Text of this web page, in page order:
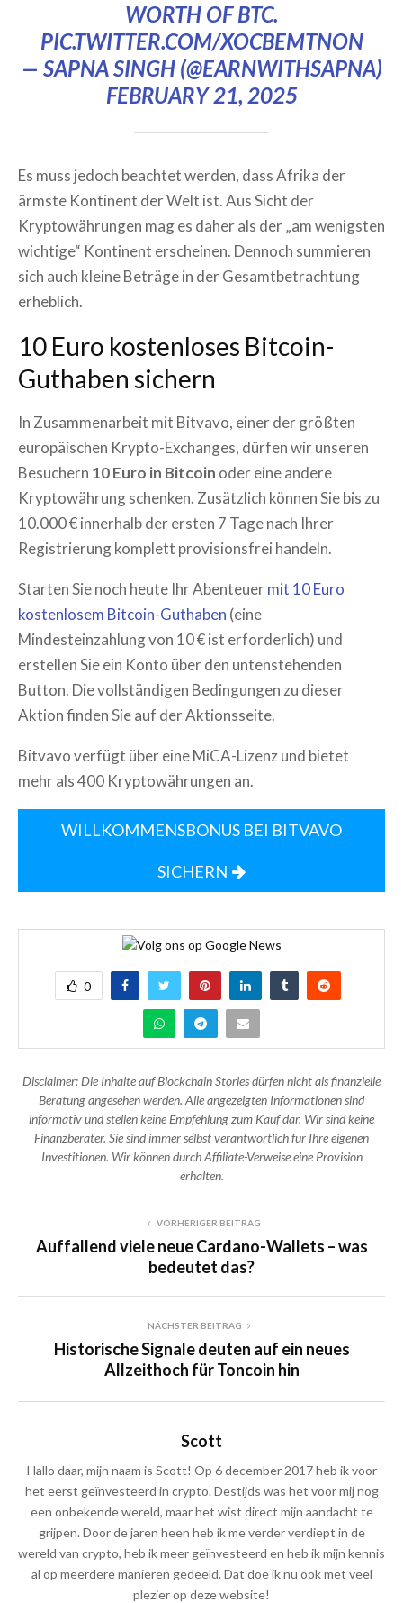
WORTH OF BTC.
PIC.TWITTER.COM/XOCBEMTNON
— SAPNA SINGH (@EARNWITHSAPNA)
FEBRUARY 21, 2025
Es muss jedoch beachtet werden, dass Afrika der
ärmste Kontinent der Welt ist. Aus Sicht der
Kryptowährungen mag es daher als der „am wenigsten
wichtige“ Kontinent erscheinen. Dennoch summieren
sich auch kleine Beträge in der Gesamtbetrachtung
erheblich.
10 Euro kostenloses Bitcoin-
Guthaben sichern
In Zusammenarbeit mit Bitvavo, einer der größten
europäischen Krypto-Exchanges, dürfen wir unseren
Besuchern 10 Euro in Bitcoin oder eine andere
Kryptowährung schenken. Zusätzlich können Sie bis zu
10.000 € innerhalb der ersten 7 Tage nach Ihrer
Registrierung komplett provisionsfrei handeln.
Starten Sie noch heute Ihr Abenteuermit 10 Euro
kostenlosem Bitcoin-Guthaben (eine
Mindesteinzahlung von 10 € ist erforderlich) und
erstellen Sie ein Konto über den untenstehenden
Button. Die vollständigen Bedingungen zu dieser
Aktion finden Sie auf der Aktionsseite.
Bitvavo verfügt über eine MiCA-Lizenz und bietet
mehr als 400 Kryptowährungen an.
WILLKOMMENSBONUS BEI BITVAVO
SICHERN
0
Disclaimer: Die Inhalte auf Blockchain Stories dürfen nicht als finanzielle
Beratung angesehen werden. Alle angezeigten Informationen sind
informativ und stellen keine Empfehlung zum Kauf dar. Wir sind keine
Finanzberater. Sie sind immer selbst verantwortlich für Ihre eigenen
Investitionen. Wir können durch Affiliate-Verweise eine Provision
erhalten.
VORHERIGER BEITRAG
Auffallend viele neue Cardano-Wallets – was
bedeutet das?
NÄCHSTER BEITRAG
Historische Signale deuten auf ein neues
Allzeithoch für Toncoin hin
Scott
Hallo daar, mijn naam is Scott! Op 6 december 2017 heb ik voor
het eerst geïnvesteerd in crypto. Destijds was het voor mij nog
een onbekende wereld, maar het wist direct mijn aandacht te
grijpen. Door de jaren heen heb ik me verder verdiept in de
wereld van crypto, heb ik meer geïnvesteerd en heb ik mijn kennis
al op meerdere manieren gedeeld. Dat doe ik nu ook met veel
plezier op deze website!